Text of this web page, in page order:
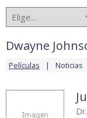
Dwayne
Películas Noticias